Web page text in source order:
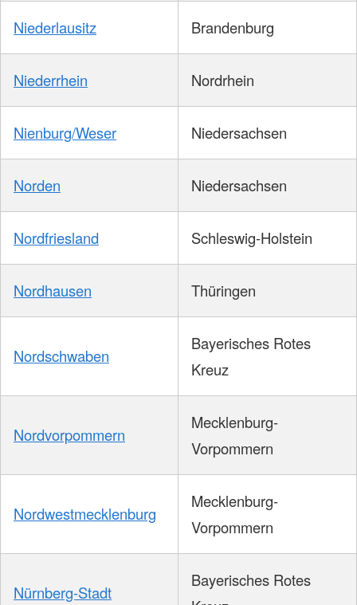
Niederlausitz Brandenburg
Niederrhein Nordrhein
Nienburg/Weser Niedersachsen
Norden Niedersachsen
Nordfriesland Schleswig-Holstein
Nordhausen Thüringen
Nordschwaben
Bayerisches Rotes
Kreuz
Nordvorpommern
Mecklenburg-
Vorpommern
Nordwestmecklenburg
Mecklenburg-
Vorpommern
Nürnberg-Stadt
Bayerisches Rotes